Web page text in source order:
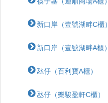
新口岸（壹號湖畔C櫃）
新口岸（壹號湖畔A櫃）
氹仔（百利寶A櫃）
氹仔（樂駿盈軒C櫃）